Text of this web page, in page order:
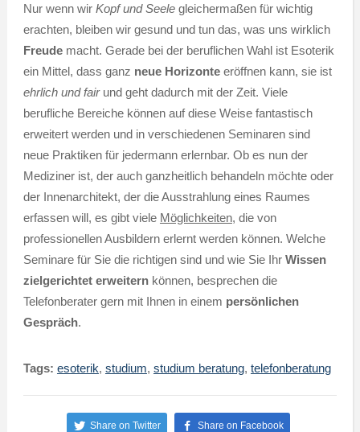
Nur wenn wir Kopf und Seelegleichermaßen für wichtig
erachten, bleiben wir gesund und tun das, was uns wirklich
Freudemacht. Gerade bei der beruflichen Wahl ist Esoterik
ein Mittel, dass ganz neue Horizonteeröffnen kann, sie ist
ehrlich und fairund geht dadurch mit der Zeit. Viele
berufliche Bereiche können auf diese Weise fantastisch
erweitert werden und in verschiedenen Seminaren sind
neue Praktiken für jedermann erlernbar. Ob es nun der
Mediziner ist, der auch ganzheitlich behandeln möchte oder
der Innenarchitekt, der die Ausstrahlung eines Raumes
erfassen will, es gibt viele Möglichkeiten, die von
professionellen Ausbildern erlernt werden können. Welche
Seminare für Sie die richtigen sind und wie Sie Ihr Wissen
zielgerichtet erweiternkönnen, besprechen die
Telefonberater gern mit Ihnen in einem persönlichen
Gespräch.
Tags: esoterik, studium, studium beratung, telefonberatung
Share on Twitter Share on Facebook